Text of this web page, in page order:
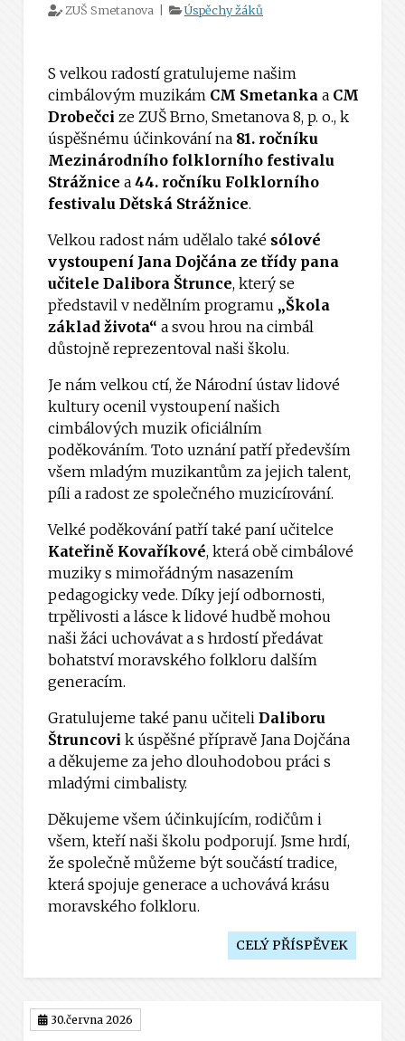
ZUŠ Smetanova | Úspěchy žáků
S velkou radostí gratulujeme našim
cimbálovým muzikám CM Smetanka a CM
Drobečci ze ZUŠ Brno, Smetanova 8, p. o., k
úspěšnému účinkování na 81. ročníku
Mezinárodního folklorního festivalu
Strážnice a 44. ročníku Folklorního
festivalu Dětská Strážnice.
Velkou radost nám udělalo také sólové
vystoupení Jana Dojčána ze třídy pana
učitele Dalibora Štrunce, který se
představil v nedělním programu „Škola
základ života“ a svou hrou na cimbál
důstojně reprezentoval naši školu.
Je nám velkou ctí, že Národní ústav lidové
kultury ocenil vystoupení našich
cimbálových muzik oficiálním
poděkováním. Toto uznání patří především
všem mladým muzikantům za jejich talent,
píli a radost ze společného muzicírování.
Velké poděkování patří také paní učitelce
Kateřině Kovaříkové, která obě cimbálové
muziky s mimořádným nasazením
pedagogicky vede. Díky její odbornosti,
trpělivosti a lásce k lidové hudbě mohou
naši žáci uchovávat a s hrdostí předávat
bohatství moravského folkloru dalším
generacím.
Gratulujeme také panu učiteli Daliboru
Štruncovi k úspěšné přípravě Jana Dojčána
a děkujeme za jeho dlouhodobou práci s
mladými cimbalisty.
Děkujeme všem účinkujícím, rodičům i
všem, kteří naši školu podporují. Jsme hrdí,
že společně můžeme být součástí tradice,
která spojuje generace a uchovává krásu
moravského folkloru.
CELÝ PŘÍSPĚVEK
30.června 2026